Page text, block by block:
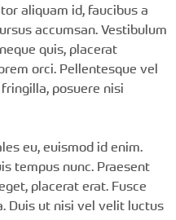
aliquam id, faucibus a
accumsan. Vestibulum
quis, placerat
orci. Pellentesque vel
posuere nisi
eu, euismod id enim.
tempus nunc. Praesent
placerat erat. Fusce
Duis ut nisi vel velit luctus